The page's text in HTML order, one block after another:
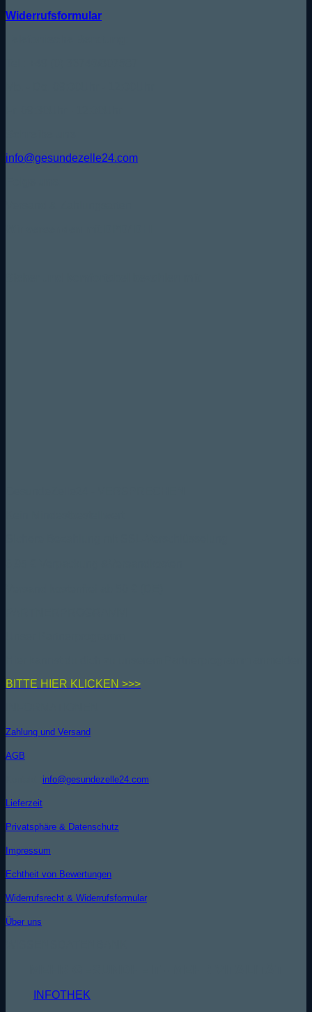
Widerrufsformular
info@gesundezelle24.com
BITTE HIER KLICKEN >>>
Zahlung und Versand
AGB
info@gesundezelle24.com
Lieferzeit
Privatsphäre & Datenschutz
Impressum
Echtheit von Bewertungen
Widerrufsrecht & Widerrufsformular
Über uns
INFOTHEK